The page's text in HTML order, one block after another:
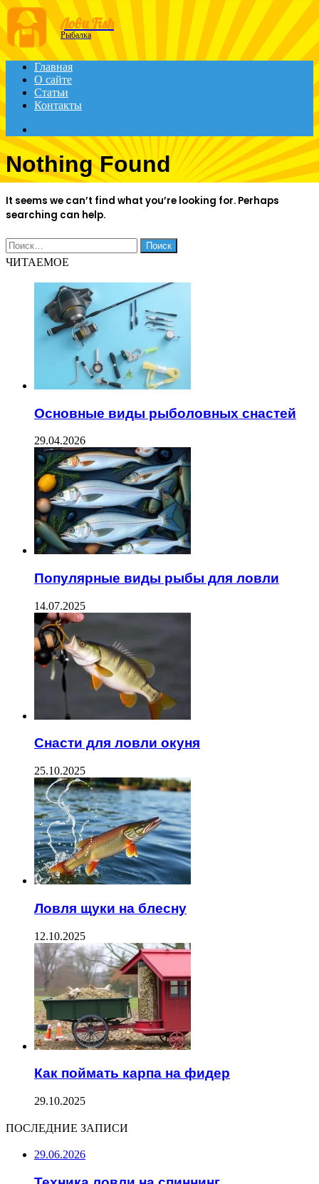
Menu
Лови Fish
Рыбалка
Главная
О сайте
Статьи
Контакты
for
Nothing Found
It seems we can’t find what you’re looking for. Perhaps
searching can help.
Найти:
ЧИТАЕМОЕ
Основные виды рыболовных снастей
29.04.2026
Популярные виды рыбы для ловли
14.07.2025
Снасти для ловли окуня
25.10.2025
Ловля щуки на блесну
12.10.2025
Как поймать карпа на фидер
29.10.2025
ПОСЛЕДНИЕ ЗАПИСИ
29.06.2026